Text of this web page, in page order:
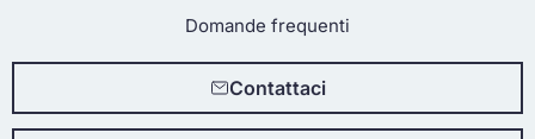
Domande frequenti
Contattaci